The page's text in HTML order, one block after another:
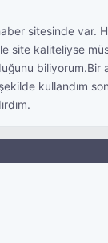
sitesinde var.
site kaliteliyse
biliyorum.Bir
kullandım